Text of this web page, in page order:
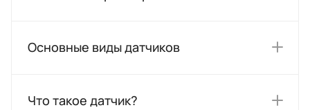
Основные виды датчиков
Что такое датчик?